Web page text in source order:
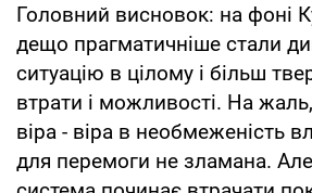
Головний висновок: на фоні
дещо прагматичніше стали
ситуацію в цілому і більш
втрати і можливості. На
віра - віра в необмеженість
для перемоги не зламана.